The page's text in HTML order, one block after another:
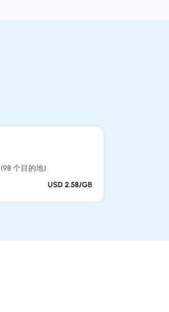
(98 个目的地)
USD 2.58/GB